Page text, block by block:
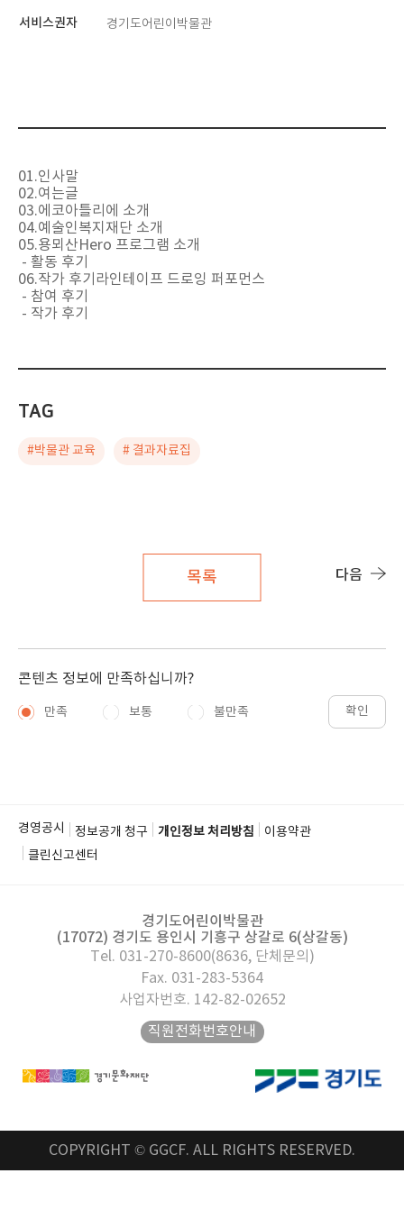
서비스권자 경기도어린이박물관
01.인사말
02.여는글
03.에코아틀리에 소개
04.예술인복지재단 소개
05.용뫼산Hero 프로그램 소개
- 활동 후기
06.작가 후기라인테이프 드로잉 퍼포먼스
- 참여 후기
- 작가 후기
TAG
#박물관 교육 # 결과자료집
목록 다음
콘텐츠 정보에 만족하십니까?
만족 보통 불만족 확인
경영공시 정보공개 청구 개인정보 처리방침
이용약관
클린신고센터
경기도어린이박물관
(17072) 경기도 용인시 기흥구 상갈로 6(상갈동)
Tel. 031-270-8600(8636, 단체문의)
Fax. 031-283-5364
사업자번호. 142-82-02652
직원전화번호안내
COPYRIGHT © GGCF. ALL RIGHTS RESERVED.